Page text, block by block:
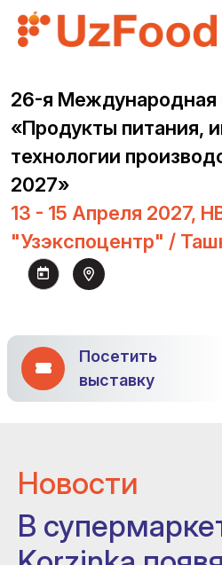
26-я Международная
«Продукты питания,
технологии
2027»
13 - 15 Апреля 2027,
"Узэкспоцентр" /
Посетить
выставку
Новости
В